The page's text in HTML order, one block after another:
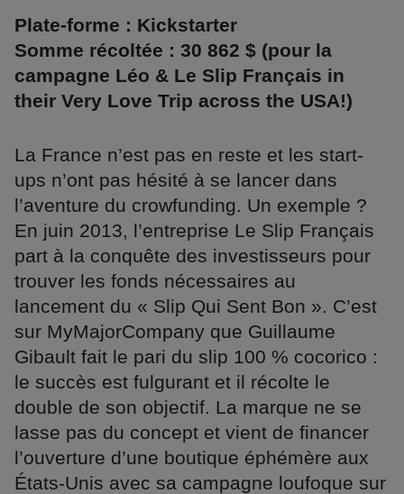
Plate-forme : Kickstarter
Somme récoltée : 30 862 $ (pour la
campagne Léo & Le Slip Français in
their Very Love Trip across the USA!)
La France n’est pas en reste et les start-
ups n’ont pas hésité à se lancer dans
l’aventure du crowfunding. Un exemple ?
En juin 2013, l’entreprise Le Slip Français
part à la conquête des investisseurs pour
trouver les fonds nécessaires au
lancement du « Slip Qui Sent Bon ». C’est
sur MyMajorCompany que Guillaume
Gibault fait le pari du slip 100 % cocorico :
le succès est fulgurant et il récolte le
double de son objectif. La marque ne se
lasse pas du concept et vient de financer
l’ouverture d’une boutique éphémère aux
États-Unis avec sa campagne loufoque sur